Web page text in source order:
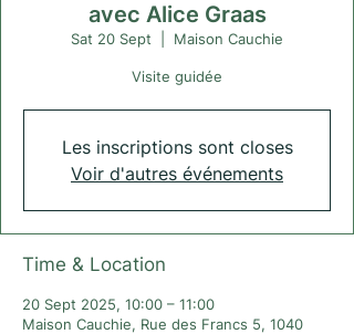
avec Alice Graas
Sat 20 Sept Maison Cauchie
Visite guidée
Les inscriptions sont closes
Voir d'autres événements
Time & Location
20 Sept 2025, 10:00 – 11:00
Maison Cauchie, Rue des Francs 5, 1040